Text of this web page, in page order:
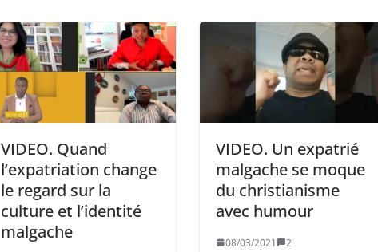
VIDEO. Quand
l’expatriation change
le regard sur la
culture et l’identité
malgache
VIDEO. Un expatrié
malgache se moque
du christianisme
avec humour
08/03/2021 2